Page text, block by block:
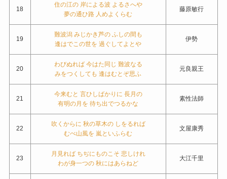
18
住の江の 岸による波 よるさへや
夢の通ひ路 人めよくらむ
藤原敏行
19
難波潟 みじかき芦の ふしの間も
逢はでこの世を 過ぐしてよとや
伊勢
20
わびぬれば 今はた同じ 難波なる
みをつくしても 逢はむとぞ思ふ
元良親王
21
今来むと 言ひしばかりに 長月の
有明の月を 待ち出でつるかな
素性法師
22
吹くからに 秋の草木の しをるれば
むべ山風を 嵐といふらむ
文屋康秀
23
月見れば ちぢにものこそ 悲しけれ
わが身一つの 秋にはあらねど
大江千里